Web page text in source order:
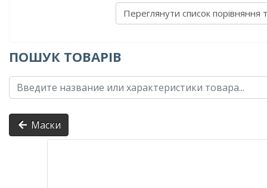
Переглянути список порівняння
ПОШУК ТОВАРІВ
Маски